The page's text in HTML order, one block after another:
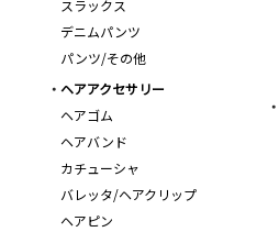
スラックス
デニムパンツ
パンツ/その他
ヘアアクセサリー
ヘアゴム
ヘアバンド
カチューシャ
バレッタ/ヘアクリップ
ヘアピン